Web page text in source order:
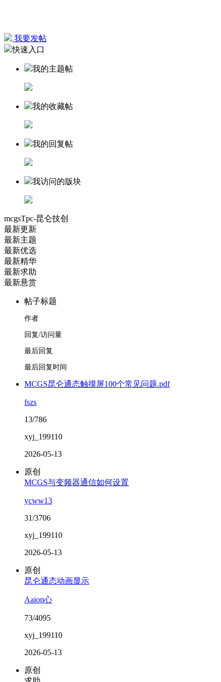
我要发帖
快速入口
我的主题帖
我的收藏帖
我的回复帖
我访问的版块
mcgsTpc-昆仑技创
最新更新
最新主题
最新优选
最新精华
最新求助
最新悬赏
帖子标题
作者
回复/访问量
最后回复
最后回复时间
MCGS昆仑通态触摸屏100个常见问题.pdf
fszs
13/786
xyj_199110
2026-05-13
原创
MCGS与变频器通信如何设置
ycww13
31/3706
xyj_199110
2026-05-13
原创
昆仑通态动画显示
Aaion心
73/4095
xyj_199110
2026-05-13
原创